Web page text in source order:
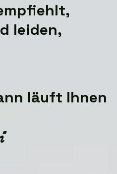
leiden,
läuft Ihnen